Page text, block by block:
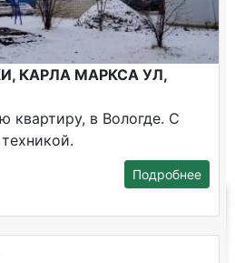
КАРЛА МАРКСА УЛ,
квартиру, в Вологде. С
Подробнее